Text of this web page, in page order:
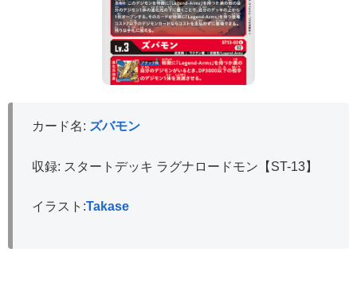
カード名: ズバモン
収録: スタートデッキ ラグナロードモン【ST-13】
イラスト:Takase